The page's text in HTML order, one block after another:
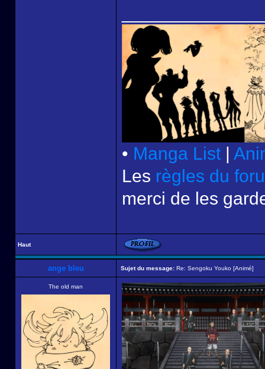
• Manga List |
Les règles du
merci de les
Haut
ange bleu Sujet du message: Re: Sengoku Youko [Animé]
The old man